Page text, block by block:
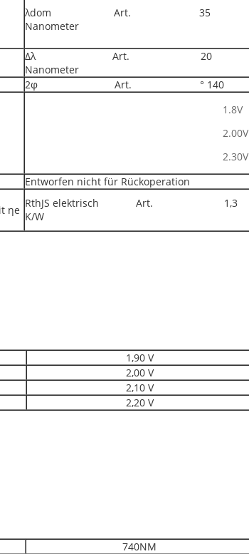
λdom Art. 35
Nanometer
∆λ Art. 20
Nanometer
2φ Art. ° 140
1.8V
2.00V
2.30V
Entworfen nicht für Rückoperation
ηe
RthJS elektrisch Art. 1,3
K/W
1,90 V
2,00 V
2,10 V
2,20 V
740NM